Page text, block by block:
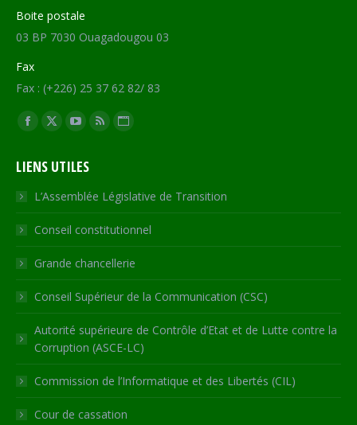
Boite postale
03 BP 7030 Ouagadougou 03
Fax
Fax : (+226) 25 37 62 82/ 83
Trouvez nous sur :
Facebook
opens
in
new
window
X
opens
in
new
window
YouTube
opens
in
new
window
RSS
in
new
window
Site
opens
in
new
LIENS UTILES
L’Assemblée Législative de Transition
Conseil constitutionnel
Grande chancellerie
Conseil Supérieur de la Communication (CSC)
Autorité supérieure de Contrôle d’Etat et de Lutte contre la
Corruption (ASCE-LC)
Commission de l’Informatique et des Libertés (CIL)
Cour de cassation